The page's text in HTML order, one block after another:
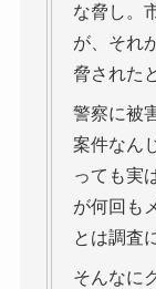
な脅し。
が、それ
脅された
警察に被
案件なん
っても実
が何回も
とは調査
そんなに